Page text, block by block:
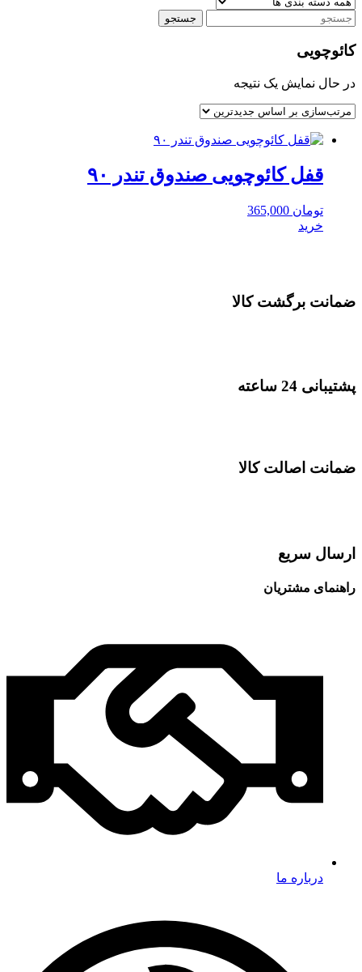
جستجو
کائوچویی
در حال نمایش یک نتیجه
قفل کائوچویی صندوق تندر ۹۰
تومان
خرید
ضمانت برگشت کالا
پشتیبانی 24 ساعته
ضمانت اصالت کالا
ارسال سریع
راهنمای مشتریان
درباره ما